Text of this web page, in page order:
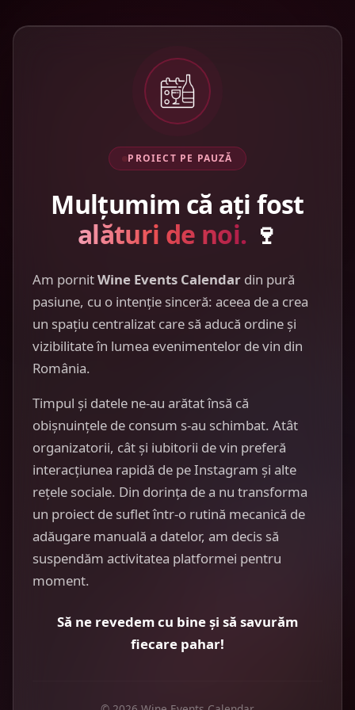
PROIECT PE PAUZĂ
Mulțumim că ați fost
alături de noi. 🍷
Am pornitWine Events Calendar din pură
pasiune, cu o intenție sinceră: aceea de a crea
un spațiu centralizat care să aducă ordine și
vizibilitate în lumea evenimentelor de vin din
România.
Timpul și datele ne-au arătat însă că
obișnuințele de consum s-au schimbat. Atât
organizatorii, cât și iubitorii de vin preferă
interacțiunea rapidă de pe Instagram și alte
rețele sociale. Din dorința de a nu transforma
un proiect de suflet într-o rutină mecanică de
adăugare manuală a datelor, am decis să
suspendăm activitatea platformei pentru
moment.
Să ne revedem cu bine și să savurăm
fiecare pahar!